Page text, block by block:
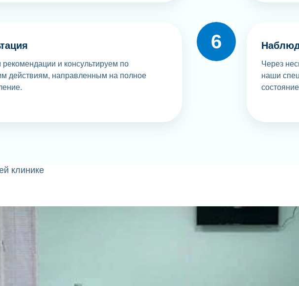
и консультируем по
действиям, направленным на полное
Через
наши
клинике